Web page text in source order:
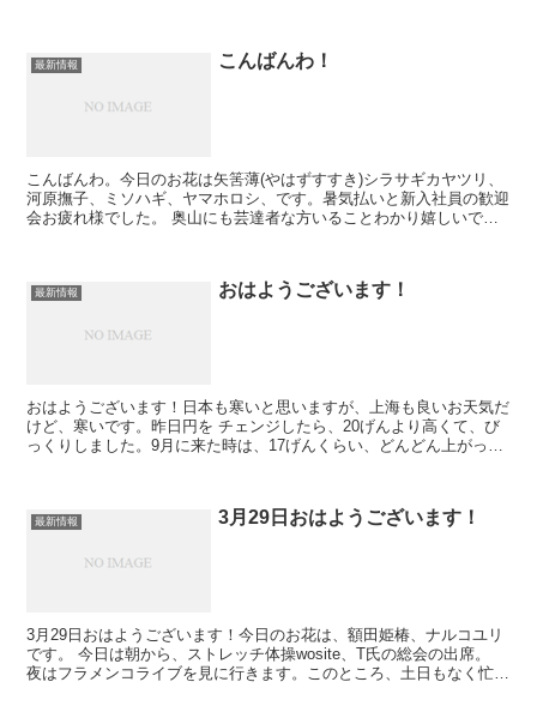
最新情報 こんばんわ！
こんばんわ。今日のお花は矢筈薄(やはずすすき)シラサギカヤツリ、
河原撫子、ミソハギ、ヤマホロシ、です。暑気払いと新入社員の歓迎
会お疲れ様でした。 奥山にも芸達者な方いることわかり嬉しいで
最新情報 おはようございます！
おはようございます！日本も寒いと思いますが、上海も良いお天気だ
けど、寒いです。昨日円を チェンジしたら、20げんより高くて、び
っくりしました。9月に来た時は、17げんくらい、どんどん上がって
最新情報 3月29日おはようございます！
3月29日おはようございます！今日のお花は、額田姫椿、ナルコユリ
です。 今日は朝から、ストレッチ体操wosite、T氏の総会の出席。
夜はフラメンコライブを見に行きます。このところ、土日もなく忙し